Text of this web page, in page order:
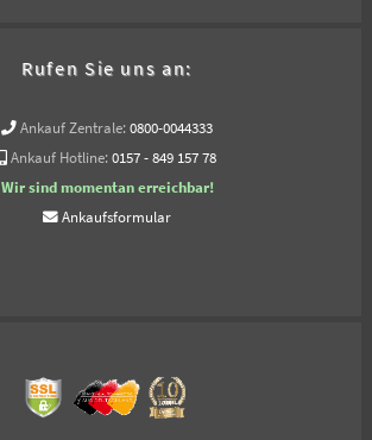
Rufen Sie uns an:
Ankauf Zentrale: 0800-0044333
Ankauf Hotline: 0157 - 849 157 78
Wir sind momentan erreichbar!
Ankaufsformular